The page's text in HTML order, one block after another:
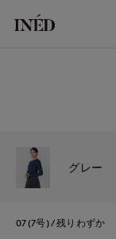
グレー
07(7号) 残りわずか